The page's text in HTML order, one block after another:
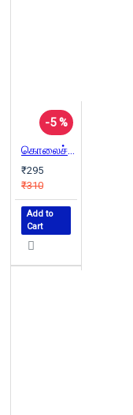
-5 %
கொலைச் சேவல்
₹295
₹310
Add to
Cart